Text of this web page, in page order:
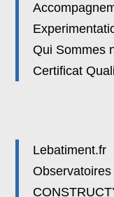
Qui Sommes
Certificat
Lebatiment.fr